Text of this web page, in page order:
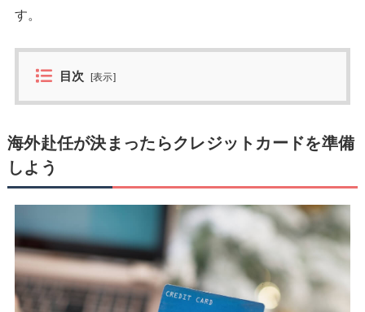
す。
目次 [表示]
海外赴任が決まったらクレジットカードを準備
しよう